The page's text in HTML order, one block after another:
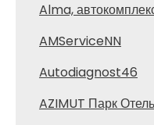
Alma,
AMServiceNN
Autodiagnost46
AZIMUT Парк